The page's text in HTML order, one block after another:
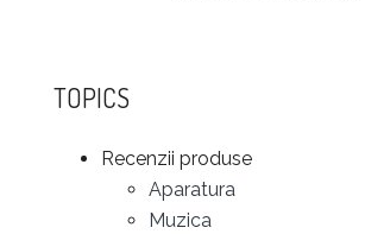
TOPICS
Recenzii produse
Aparatura
Muzica